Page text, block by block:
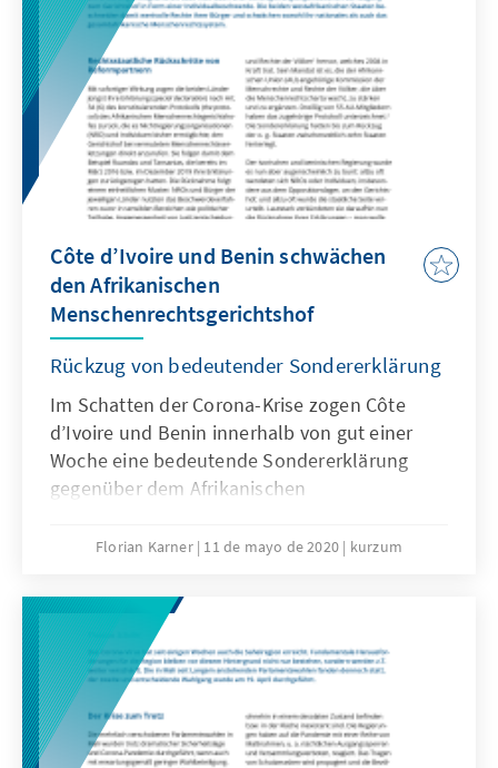
Côte d’Ivoire und Benin schwächen
den Afrikanischen
Menschenrechtsgerichtshof
Rückzug von bedeutender Sondererklärung
Im Schatten der Corona-Krise zogen Côte
d’Ivoire und Benin innerhalb von gut einer
Woche eine bedeutende Sondererklärung
gegenüber dem Afrikanischen
Erklärung ermöglichte bis dato Individuen
Zugang zum Gerichtshof in Form einer
Individualbeschwerde. Die beiden
westafrikanischen Staaten beschneiden damit
wertvolle Rechte ihrer Bürger und schwächen
sowohl ihr nationales als auch das
gesamtafrikanische Menschenrechtssystem.
Florian Karner 11 de mayo de 2020 kurzum